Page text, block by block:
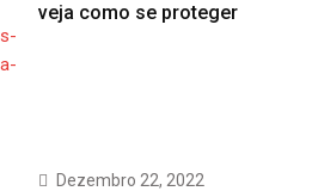
veja como se proteger
Dezembro 22, 2022